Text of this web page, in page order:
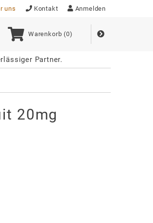
uns Kontakt Anmelden
Warenkorb (0)
Partner.
20mg